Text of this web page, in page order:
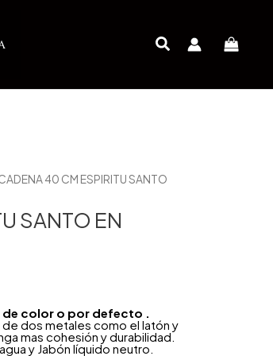
40 CM ESPIRITU SANTO
SANTO EN
de color o por defecto .
de dos metales como el latón y
mas cohesión y durabilidad.
y Jabón líquido neutro.